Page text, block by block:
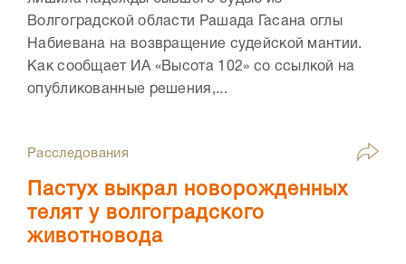
Волгоградской области Рашада Гасана оглы
Набиевана на возвращение судейской мантии.
Как сообщает ИА «Высота 102» со ссылкой на
опубликованные решения,...
Расследования
Пастух выкрал новорожденных
телят у волгоградского
животновода